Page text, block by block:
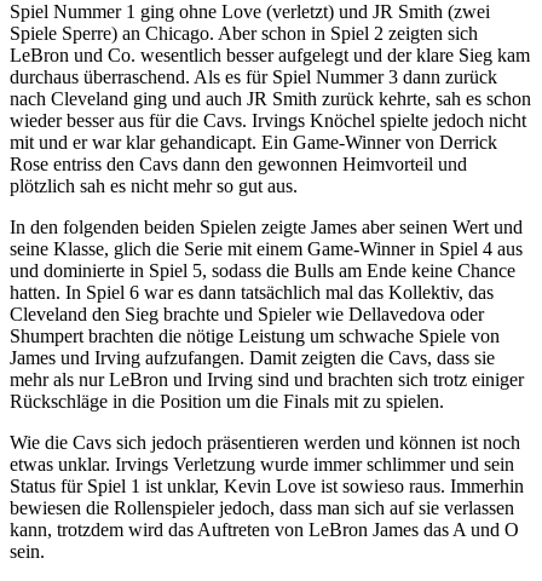
Spiel Nummer 1 ging ohne Love (verletzt) und JR Smith (zwei
Spiele Sperre) an Chicago. Aber schon in Spiel 2 zeigten sich
LeBron und Co. wesentlich besser aufgelegt und der klare Sieg kam
durchaus überraschend. Als es für Spiel Nummer 3 dann zurück
nach Cleveland ging und auch JR Smith zurück kehrte, sah es schon
wieder besser aus für die Cavs. Irvings Knöchel spielte jedoch nicht
mit und er war klar gehandicapt. Ein Game-Winner von Derrick
Rose entriss den Cavs dann den gewonnen Heimvorteil und
plötzlich sah es nicht mehr so gut aus.
In den folgenden beiden Spielen zeigte James aber seinen Wert und
seine Klasse, glich die Serie mit einem Game-Winner in Spiel 4 aus
und dominierte in Spiel 5, sodass die Bulls am Ende keine Chance
hatten. In Spiel 6 war es dann tatsächlich mal das Kollektiv, das
Cleveland den Sieg brachte und Spieler wie Dellavedova oder
Shumpert brachten die nötige Leistung um schwache Spiele von
James und Irving aufzufangen. Damit zeigten die Cavs, dass sie
mehr als nur LeBron und Irving sind und brachten sich trotz einiger
Rückschläge in die Position um die Finals mit zu spielen.
Wie die Cavs sich jedoch präsentieren werden und können ist noch
etwas unklar. Irvings Verletzung wurde immer schlimmer und sein
Status für Spiel 1 ist unklar, Kevin Love ist sowieso raus. Immerhin
bewiesen die Rollenspieler jedoch, dass man sich auf sie verlassen
kann, trotzdem wird das Auftreten von LeBron James das A und O
sein.